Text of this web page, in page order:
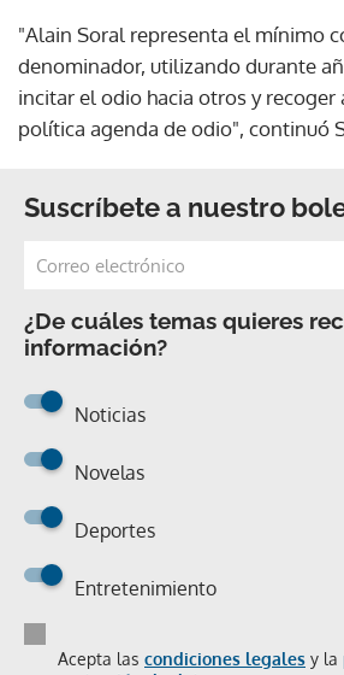
"Alain Soral representa el mínimo
denominador, utilizando durante
incitar el odio hacia otros y recoger
política agenda de odio", continuó
Suscríbete a nuestro
¿De cuáles temas quieres
información?
Noticias
Novelas
Deportes
Entretenimiento
Acepta las condiciones legales y la